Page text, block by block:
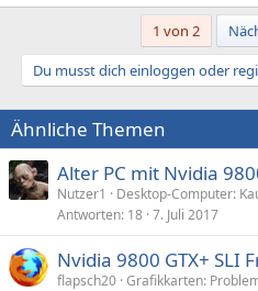
1 von 2
Du musst dich einloggen oder
Ähnliche Themen
Alter PC mit Nvidia
Nutzer1
Desktop-Computer:
Antworten 18 7. Juli 2017
Nvidia 9800 GTX+ SLI
flapsch20 Grafikkarten: